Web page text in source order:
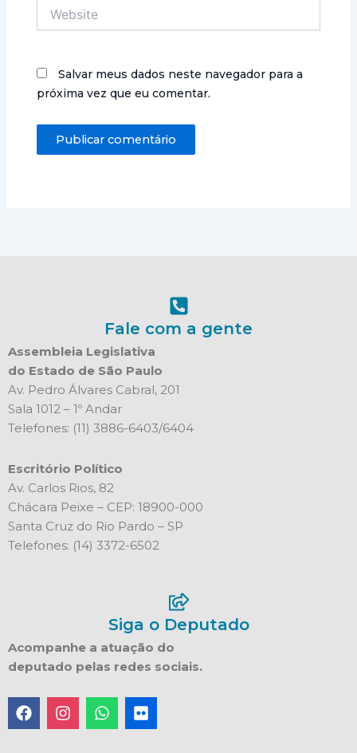
Salvar meus dados neste navegador para a
próxima vez que eu comentar.
Fale com a gente
Assembleia Legislativa
do Estado de São Paulo
Av. Pedro Álvares Cabral, 201
Sala 1012 – 1º Andar
Telefones: (11) 3886-6403/6404
Escritório Político
Av. Carlos Rios, 82
Chácara Peixe – CEP: 18900-000
Santa Cruz do Rio Pardo – SP
Telefones: (14) 3372-6502
Siga o Deputado
Acompanhe a atuação do
deputado pelas redes sociais.
F
a
I
n
W
h
F
l